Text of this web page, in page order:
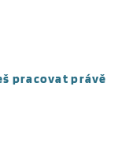
pracovat právě